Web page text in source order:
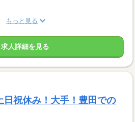
もっと見る
求人詳細を見る
日祝休み！大手！豊田での